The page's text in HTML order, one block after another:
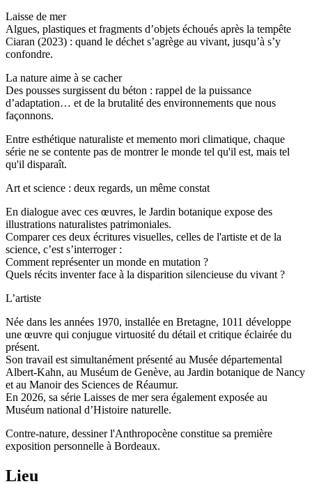
Laisse de mer
Algues, plastiques et fragments d’objets échoués après la tempête
Ciaran (2023) : quand le déchet s’agrège au vivant, jusqu’à s’y
confondre.
La nature aime à se cacher
Des pousses surgissent du béton : rappel de la puissance
d’adaptation… et de la brutalité des environnements que nous
façonnons.
Entre esthétique naturaliste et memento mori climatique, chaque
série ne se contente pas de montrer le monde tel qu'il est, mais tel
qu'il disparaît.
Art et science : deux regards, un même constat
En dialogue avec ces œuvres, le Jardin botanique expose des
illustrations naturalistes patrimoniales.
Comparer ces deux écritures visuelles, celles de l'artiste et de la
science, c’est s’interroger :
Comment représenter un monde en mutation ?
Quels récits inventer face à la disparition silencieuse du vivant ?
L’artiste
Née dans les années 1970, installée en Bretagne, 1011 développe
une œuvre qui conjugue virtuosité du détail et critique éclairée du
présent.
Son travail est simultanément présenté au Musée départemental
Albert-Kahn, au Muséum de Genève, au Jardin botanique de Nancy
et au Manoir des Sciences de Réaumur.
En 2026, sa série Laisses de mer sera également exposée au
Muséum national d’Histoire naturelle.
Contre-nature, dessiner l'Anthropocène constitue sa première
exposition personnelle à Bordeaux.
Lieu